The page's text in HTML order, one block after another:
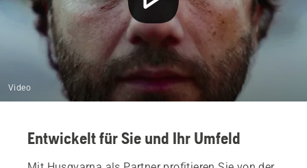
Video
Entwickelt für Sie und Ihr Umfeld